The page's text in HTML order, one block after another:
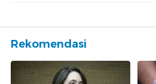
Rekomendasi